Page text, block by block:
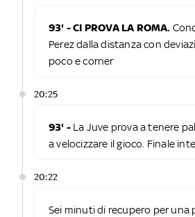
93' - CI PROVA LA ROMA.
Perez dalla distanza con
poco e corner
20:25
93' - La Juve prova a tenere
a velocizzare il gioco. Finale
20:22
Sei minuti di recupero per una